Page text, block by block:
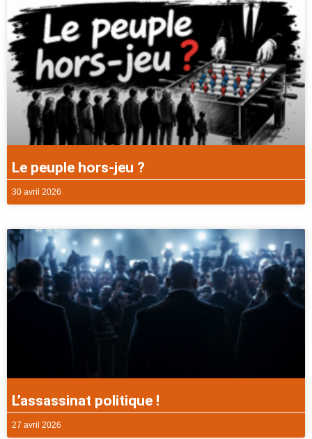
Le peuple hors-jeu ?
30 avril 2026
L’assassinat politique !
27 avril 2026